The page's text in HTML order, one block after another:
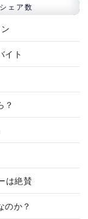
シェア数
イト
？
は絶賛
のか？